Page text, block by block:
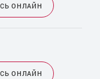
ОНЛАЙН
ОНЛАЙН